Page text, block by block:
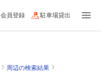
会員登録 駐車場貸出
周辺の検索結果